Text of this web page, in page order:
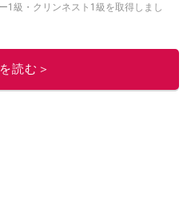
1級・クリンネスト1級を取得しまし
イチオシストの他の記事を読む
読む＞